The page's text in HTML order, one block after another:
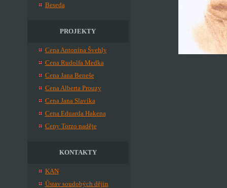
Beseda
PROJEKTY
Cena Antonína Švehly
Cena Rudolfa Medka
Cena Jana Beneše
Cena Alberta Prouzy
Cena Jana Slavíka
Cena Eduarda Hakena
Ceny Torzo naděje
KONTAKTY
KAN
Ústav soudobých dějin